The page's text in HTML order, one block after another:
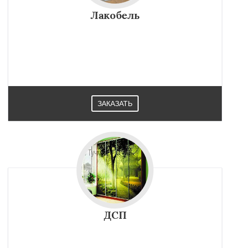
Лакобель
ЗАКАЗАТЬ
ДСП
УЗНАТЬ ПОДРОБНЕЕ
Даю согласие на обработку персональных данных